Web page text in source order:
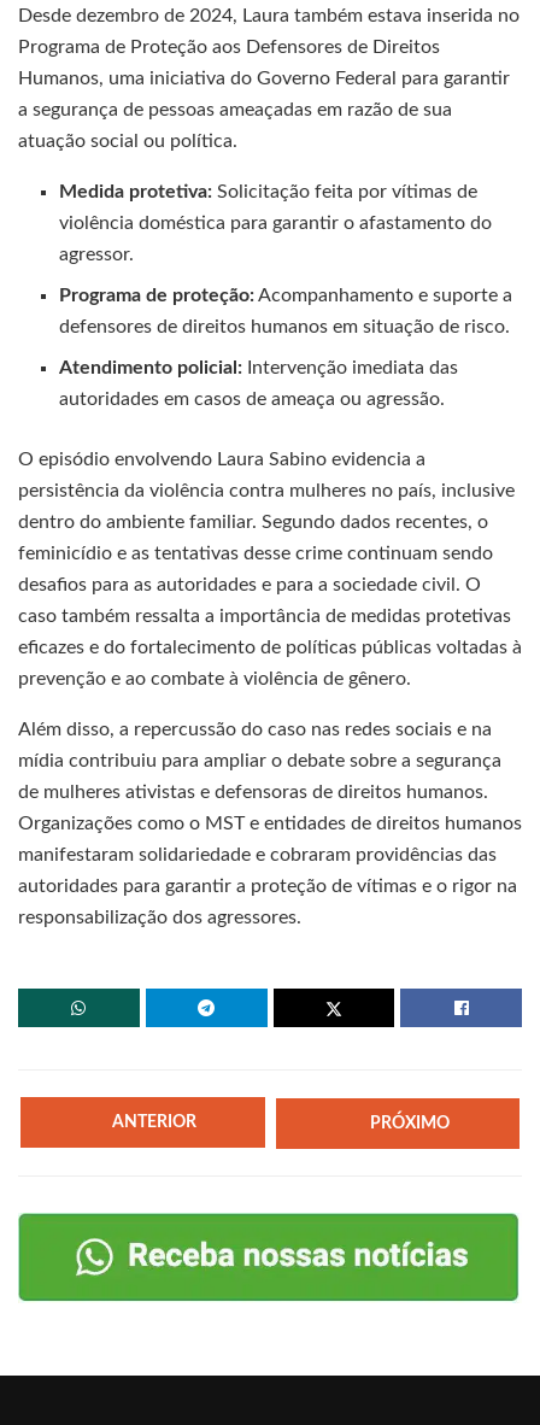
Desde dezembro de 2024, Laura também estava inserida no
Programa de Proteção aos Defensores de Direitos
Humanos, uma iniciativa do Governo Federal para garantir
a segurança de pessoas ameaçadas em razão de sua
atuação social ou política.
Medida protetiva: Solicitação feita por vítimas de
violência doméstica para garantir o afastamento do
agressor.
Programa de proteção:Acompanhamento e suporte a
defensores de direitos humanos em situação de risco.
Atendimento policial: Intervenção imediata das
autoridades em casos de ameaça ou agressão.
O episódio envolvendo Laura Sabino evidencia a
persistência da violência contra mulheres no país, inclusive
dentro do ambiente familiar. Segundo dados recentes, o
feminicídio e as tentativas desse crime continuam sendo
desafios para as autoridades e para a sociedade civil. O
caso também ressalta a importância de medidas protetivas
eficazes e do fortalecimento de políticas públicas voltadas à
prevenção e ao combate à violência de gênero.
Além disso, a repercussão do caso nas redes sociais e na
mídia contribuiu para ampliar o debate sobre a segurança
de mulheres ativistas e defensoras de direitos humanos.
Organizações como o MST e entidades de direitos humanos
manifestaram solidariedade e cobraram providências das
autoridades para garantir a proteção de vítimas e o rigor na
responsabilização dos agressores.
ANTERIOR PRÓXIMO